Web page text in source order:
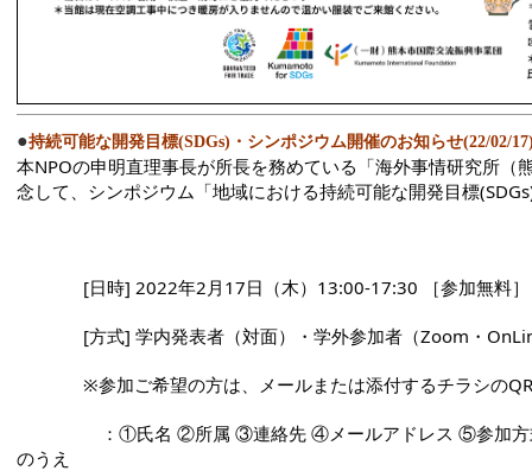
●持続可能な開発目標(SDGs)・シンポジウム開催のお知らせ(22/02/
本NPOの申明直理事長が所長を務めている「海外事情研究所（
念して、シンポジウム「地域における持続可能な開発目標
[日時] 2022年2月17日（木）13:00-17:30 ［参加無料
[方式] 学内発表者（対面）・学外参加者（Zoom・
※参加ご希望の方は、メールまたは添付するチラ
のうえ